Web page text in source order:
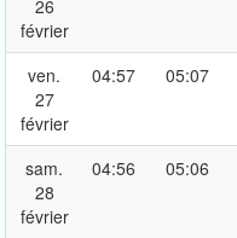
26
février
ven.
27
février
04:57 05:07
sam.
28
février
04:56 05:06